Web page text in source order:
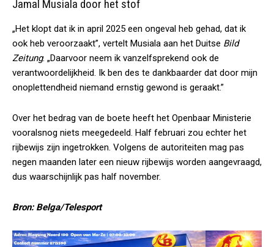
Jamal Musiala door het stof
„Het klopt dat ik in april 2025 een ongeval heb gehad, dat ik
ook heb veroorzaakt”, vertelt Musiala aan het Duitse Bild
Zeitung. „Daarvoor neem ik vanzelfsprekend ook de
verantwoordelijkheid. Ik ben des te dankbaarder dat door mijn
onoplettendheid niemand ernstig gewond is geraakt.”
Over het bedrag van de boete heeft het Openbaar Ministerie
vooralsnog niets meegedeeld. Half februari zou echter het
rijbewijs zijn ingetrokken. Volgens de autoriteiten mag pas
negen maanden later een nieuw rijbewijs worden aangevraagd,
dus waarschijnlijk pas half november.
Bron: Belga/Telesport